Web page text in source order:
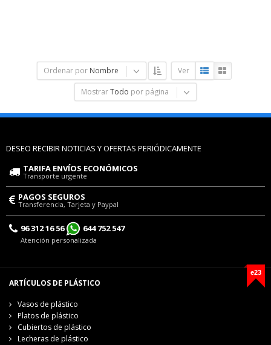
Ordenar por Nombre Ver
MostrarTodo por página
DESEO RECIBIR NOTICIAS Y OFERTAS PERIÓDICAMENTE
TARIFA ENVÍOS ECONÓMICOS
Transporte urgente
PAGOS SEGUROS
Transferencia, Tarjeta y Paypal
96 312 16 56 644 752 547
Atención personalizada
e23
ARTÍCULOS DE PLÁSTICO
Vasos de plástico
Platos de plástico
Cubiertos de plástico
Lecheras de plástico